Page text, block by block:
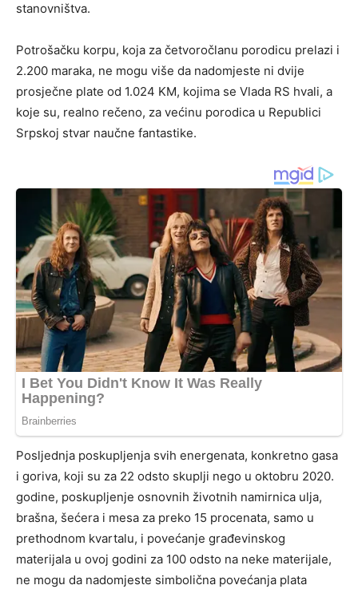
stanovništva.
Potrošačku korpu, koja za četvoročlanu porodicu prelazi i
2.200 maraka, ne mogu više da nadomjeste ni dvije
prosječne plate od 1.024 KM, kojima se Vlada RS hvali, a
koje su, realno rečeno, za većinu porodica u Republici
Srpskoj stvar naučne fantastike.
Posljednja poskupljenja svih energenata, konkretno gasa
i goriva, koji su za 22 odsto skuplji nego u oktobru 2020.
godine, poskupljenje osnovnih životnih namirnica ulja,
brašna, šećera i mesa za preko 15 procenata, samo u
prethodnom kvartalu, i povećanje građevinskog
materijala u ovoj godini za 100 odsto na neke materijale,
ne mogu da nadomjeste simbolična povećanja plata